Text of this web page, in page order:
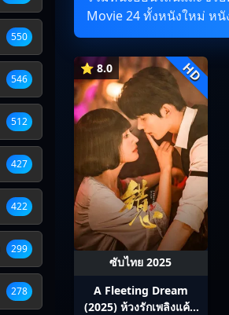
550
546
512
427
422
299
278
Movie 24 ทั้งหนังใหม่ หนั
⭐ 8.0 HD
ซับไทย 2025
A Fleeting Dream
(2025) ห้วงรักเพลิงแค้น